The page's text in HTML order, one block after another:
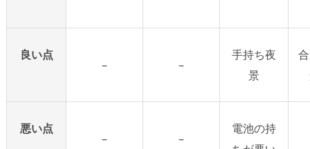
良い点
– –
手持ち夜
景
悪い点
– –
電池の持